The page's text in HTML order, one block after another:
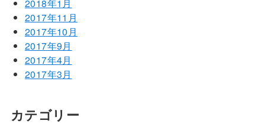
2018年1月
2017年11月
2017年10月
2017年9月
2017年4月
2017年3月
カテゴリー